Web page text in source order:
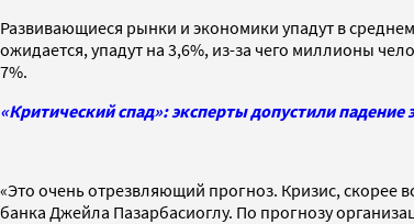
Развивающиеся рынки и экономики упадут в
ожидается, упадут на 3,6%, из-за чего миллионы
7%.
«Критический спад»: эксперты допустили падение
«Это очень отрезвляющий прогноз. Кризис, скорее
банка Джейла Пазарбасиоглу. По прогнозу